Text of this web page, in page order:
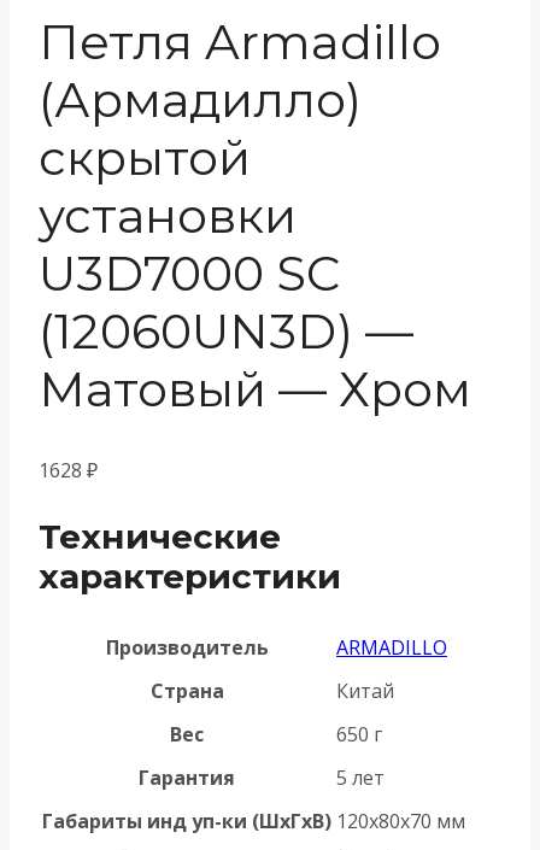
Петля Armadillo
(Армадилло)
скрытой
установки
U3D7000 SC
(12060UN3D) —
Матовый — Хром
1628 ₽
Технические
характеристики
Производитель
ARMADILLO
Страна
Китай
Вес
650 г
Гарантия
5 лет
Габариты инд уп-ки (ШхГхВ) 120x80x70 мм